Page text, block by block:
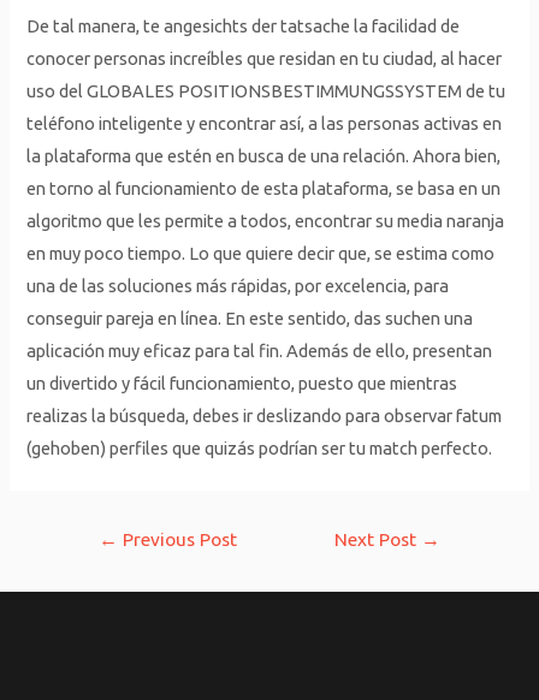
De tal manera, te angesichts der tatsache la facilidad de
conocer personas increíbles que residan en tu ciudad, al hacer
uso del GLOBALES POSITIONSBESTIMMUNGSSYSTEM de tu
teléfono inteligente y encontrar así, a las personas activas en
la plataforma que estén en busca de una relación. Ahora bien,
en torno al funcionamiento de esta plataforma, se basa en un
algoritmo que les permite a todos, encontrar su media naranja
en muy poco tiempo. Lo que quiere decir que, se estima como
una de las soluciones más rápidas, por excelencia, para
conseguir pareja en línea. En este sentido, das suchen una
aplicación muy eficaz para tal fin. Además de ello, presentan
un divertido y fácil funcionamiento, puesto que mientras
realizas la búsqueda, debes ir deslizando para observar fatum
(gehoben) perfiles que quizás podrían ser tu match perfecto.
← Previous Post Next Post →